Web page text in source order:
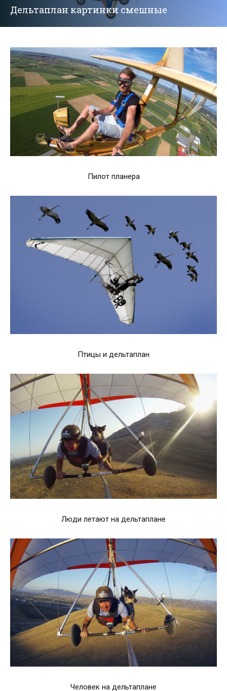
Дельтаплан картинки смешные
Пилот планера
Птицы и дельтаплан
Люди летают на дельтаплане
Человек на дельтаплане